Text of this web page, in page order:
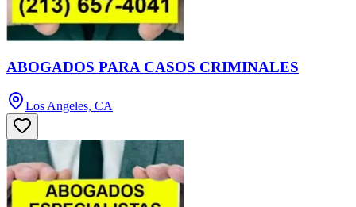
ABOGADOS PARA CASOS CRIMINALES
Los Angeles, CA